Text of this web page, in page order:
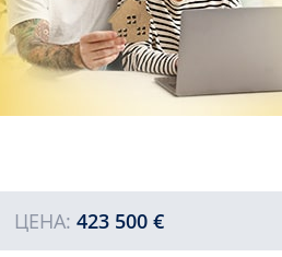
ЦЕНА: 423 500 €